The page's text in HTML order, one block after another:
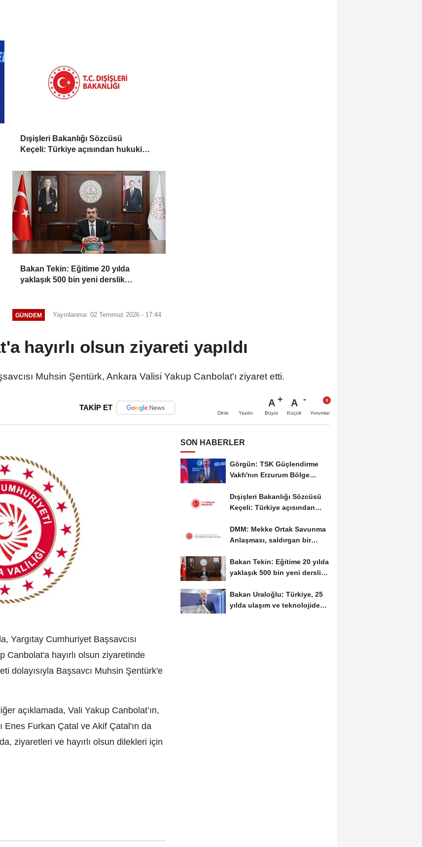
Dışişleri Bakanlığı Sözcüsü
Keçeli: Türkiye açısından hukuki
Bakan Tekin: Eğitime 20 yılda
yaklaşık 500 bin yeni derslik
GÜNDEM Yayınlanma: 02 Temmuz 2026 - 17:44
hayırlı olsun ziyareti yapıldı
Muhsin Şentürk, Ankara Valisi Yakup Canbolat'ı ziyaret etti.
TAKİP ET
Dinle Yazdır
A
Büyüt
A
Küçült Yorumlar
Yargıtay Cumhuriyet Başsavcısı
Canbolat'a hayırlı olsun ziyaretinde
dolayısıyla Başsavcı Muhsin Şentürk'e
açıklamada, Vali Yakup Canbolat’ın,
Furkan Çatal ve Akif Çatal'ın da
ziyaretleri ve hayırlı olsun dilekleri için
SON HABERLER
Görgün: TSK Güçlendirme
Vakfı'nın Erzurum Bölge
Dışişleri Bakanlığı Sözcüsü
Keçeli: Türkiye açısından
DMM: Mekke Ortak Savunma
Anlaşması, saldırgan bir
Bakan Tekin: Eğitime 20 yılda
yaklaşık 500 bin yeni derslik
Bakan Uraloğlu: Türkiye, 25
yılda ulaşım ve teknolojide